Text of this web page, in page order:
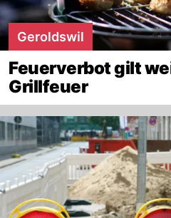
Geroldswil
Feuerverbot gilt
Grillfeuer